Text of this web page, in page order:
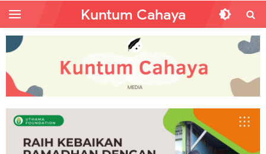
Kuntum Cahaya